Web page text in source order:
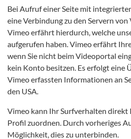
Bei Aufruf einer Seite mit
eine Verbindung zu den Servern
Vimeo erfährt hierdurch, welche
aufgerufen haben. Vimeo erfährt
wenn Sie nicht beim Videoportal
kein Konto besitzen. Es erfolgt eine
Vimeo erfassten Informationen an
den USA.
Vimeo kann Ihr Surfverhalten direkt
Profil zuordnen. Durch vorheriges
Möglichkeit, dies zu unterbinden.